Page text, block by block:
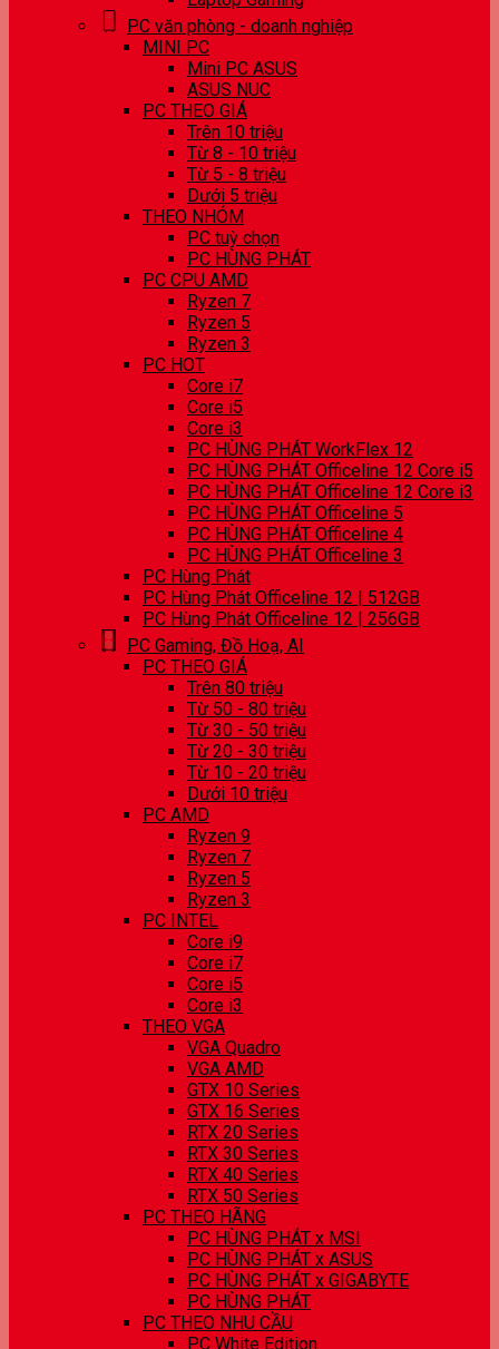
PC văn phòng - doanh nghiệp
MINI PC
Mini PC ASUS
ASUS NUC
PC THEO GIÁ
Trên 10 triệu
Từ 8 - 10 triệu
Từ 5 - 8 triệu
Dưới 5 triệu
THEO NHÓM
PC tuỳ chọn
PC HÙNG PHÁT
PC CPU AMD
Ryzen 7
Ryzen 5
Ryzen 3
PC HOT
Core i7
Core i5
Core i3
PC HÙNG PHÁT WorkFlex 12
PC HÙNG PHÁT Officeline 12 Core i5
PC HÙNG PHÁT Officeline 12 Core i3
PC HÙNG PHÁT Officeline 5
PC HÙNG PHÁT Officeline 4
PC HÙNG PHÁT Officeline 3
PC Hùng Phát
PC Hùng Phát Officeline 12 | 512GB
PC Hùng Phát Officeline 12 | 256GB
PC Gaming, Đồ Hoạ, AI
PC THEO GIÁ
Trên 80 triệu
Từ 50 - 80 triệu
Từ 30 - 50 triệu
Từ 20 - 30 triệu
Từ 10 - 20 triệu
Dưới 10 triệu
PC AMD
Ryzen 9
Ryzen 7
Ryzen 5
Ryzen 3
PC INTEL
Core i9
Core i7
Core i5
Core i3
THEO VGA
VGA Quadro
VGA AMD
GTX 10 Series
GTX 16 Series
RTX 20 Series
RTX 30 Series
RTX 40 Series
RTX 50 Series
PC THEO HÃNG
PC HÙNG PHÁT x MSI
PC HÙNG PHÁT x ASUS
PC HÙNG PHÁT x GIGABYTE
PC HÙNG PHÁT
PC THEO NHU CẦU
PC White Edition